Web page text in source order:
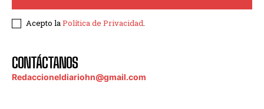
Acepto laPolítica de Privacidad.
CONTÁCTANOS
Redaccioneldiariohn@gmail.com